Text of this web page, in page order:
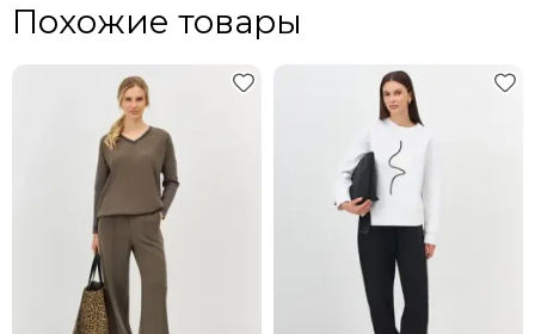
В ГОРОДА ДАЛЬНЕВОСТОЧНОГО РЕГИОНА ДОСТАВКА
ОСУЩЕСТВЛЯЕТСЯ ПО ПРЕДОПЛАТЕ.
ПРИ ВЫКУПЕ ЗАКАЗА ОТ 8000 РУБЛЕЙ ДОСТАВКА
БЕСПЛАТНАЯ.
ПРИ ОТКАЗЕ ОТ ПОСЫЛКИ И ЕСЛИ СУММА ТОВАРА ПРИ
ЧАСТИЧНОМ ВЫКУПЕ
Похожие товары